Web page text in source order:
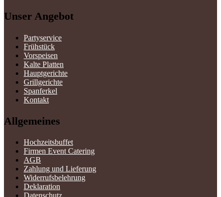
Unser Angebot
Partyservice
Frühstück
Vorspeisen
Kalte Platten
Hauptgerichte
Grillgerichte
Spanferkel
Kontakt
Allgemeines
Hochzeitsbuffet
Firmen Event Catering
AGB
Zahlung und Lieferung
Widerrufsbelehrung
Deklaration